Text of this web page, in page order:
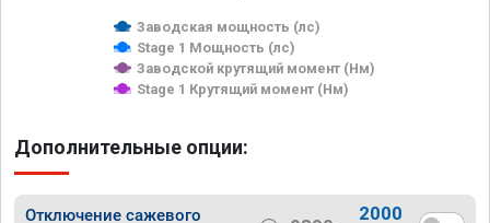
Заводская мощность (лс)
Stage 1 Мощность (лс)
Заводской крутящий момент (Нм)
Stage 1 Крутящий момент (Нм)
Дополнительные опции:
Отключение сажевого
2000